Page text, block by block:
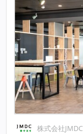
株式会社JMDC